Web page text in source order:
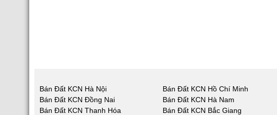
Bán Đất KCN Hà Nội Bán Đất KCN Hồ Chí Minh
Bán Đất KCN Đồng Nai
Bán Đất KCN Hà Nam
Bán Đất KCN Thanh Hóa
Bán Đất KCN Bắc Giang